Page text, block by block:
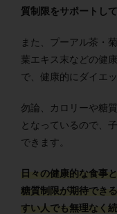
質制限をサポートして
また、プーアル茶・
葉エキス末などの健
で、健康的にダイエ
勿論、カロリーや糖
となっているので、
できます。
日々の健康的な食事
糖質制限が期待でき
すい人でも無理なく